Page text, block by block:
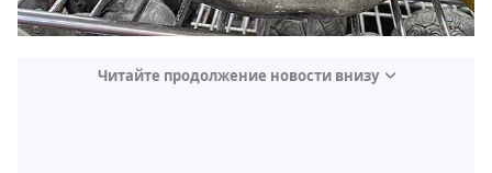
Читайте продолжение новости внизу